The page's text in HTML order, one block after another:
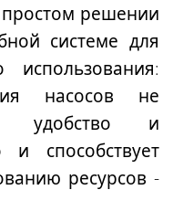
решении
системе для
насосов не
удобство и
и способствует
ресурсов -